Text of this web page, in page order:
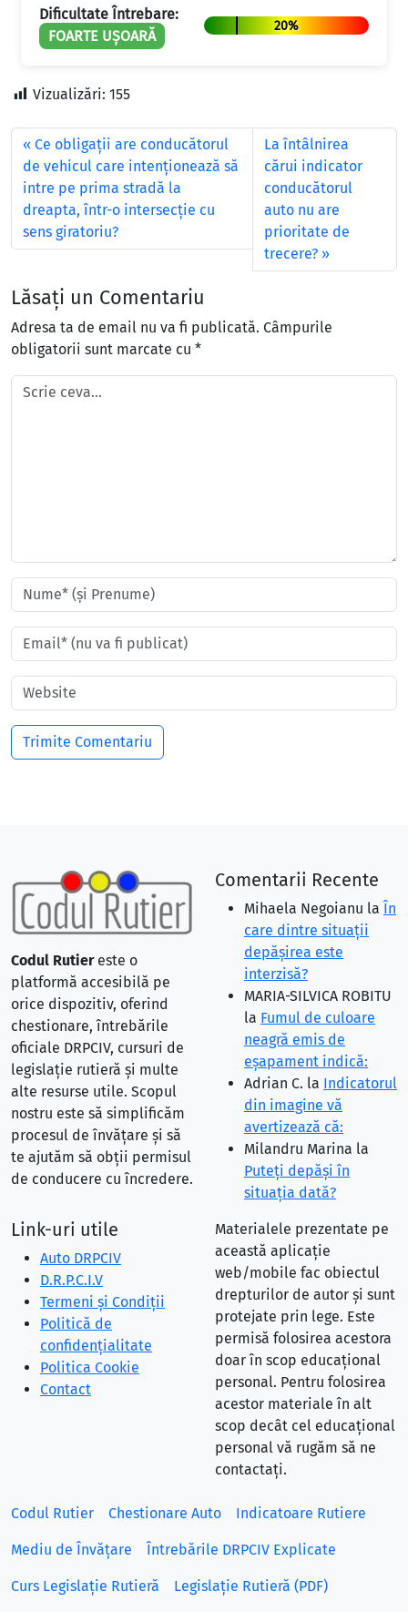
Dificultate Întrebare:
FOARTE UȘOARĂ
20%
Vizualizări: 155
Ce obligații are conducătorul
de vehicul care intenționează să
intre pe prima stradă la
dreapta, într-o intersecție cu
sens giratoriu?
La întâlnirea
cărui indicator
conducătorul
auto nu are
prioritate de
trecere?
Lăsați un Comentariu
Adresa ta de email nu va fi publicată. Câmpurile
obligatorii sunt marcate cu *
Codul Rutiereste o
platformă accesibilă pe
orice dispozitiv, oferind
chestionare, întrebările
oficiale DRPCIV, cursuri de
legislație rutieră și multe
alte resurse utile. Scopul
nostru este să simplificăm
procesul de învățare și să
te ajutăm să obții permisul
de conducere cu încredere.
Comentarii Recente
Mihaela Negoianu la În
care dintre situaţii
depăşirea este
interzisă?
MARIA-SILVICA ROBITU
la Fumul de culoare
neagră emis de
eşapament indică:
Adrian C. la Indicatorul
din imagine vă
avertizează că:
Milandru Marina la
Puteţi depăşi în
situaţia dată?
Link-uri utile
Auto DRPCIV
D.R.P.C.I.V
Termeni și Condiții
Politică de
confidențialitate
Politica Cookie
Contact
Materialele prezentate pe
această aplicație
web/mobile fac obiectul
drepturilor de autor și sunt
protejate prin lege. Este
permisă folosirea acestora
doar în scop educațional
personal. Pentru folosirea
acestor materiale în alt
scop decât cel educațional
personal vă rugăm să ne
contactați.
Codul Rutier Chestionare Auto Indicatoare Rutiere
Mediu de Învățare Întrebările DRPCIV Explicate
Curs Legislație Rutieră Legislație Rutieră (PDF)